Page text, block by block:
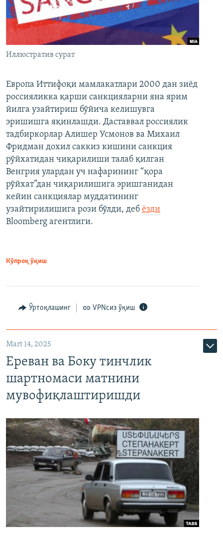
Иллюстратив сурат
Европа Иттифоқи мамлакатлари 2000 дан зиёд
россияликка қарши санкцияларни яна ярим
йилга узайтириш бўйича келишувга
эришишга яқинлашди. Даставвал россиялик
тадбиркорлар Алишер Усмонов ва Михаил
Фридман дохил саккиз кишини санкция
рўйхатидан чиқарилиши талаб қилган
Венгрия улардан уч нафарининг “қора
рўйхат”дан чиқарилишига эришганидан
кейин санкциялар муддатининг
узайтирилишига рози бўлди, деб ёзди
Bloomberg агентлиги.
Кўпроқ ўқиш
Ўртоқлашинг VPNсиз ўқиш
Mart 14, 2025
Ереван ва Боку тинчлик
шартномаси матнини
мувофиқлаштиришди